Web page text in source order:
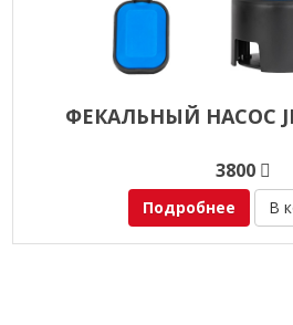
ФЕКАЛЬНЫЙ НАСОС
3800
Подробнее В